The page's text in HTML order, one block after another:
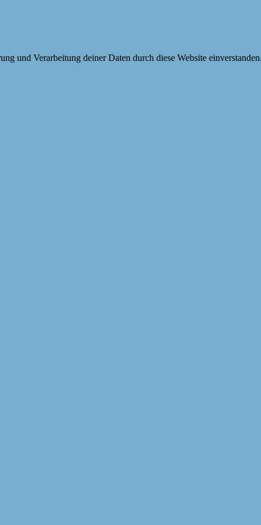
und Verarbeitung deiner Daten durch diese Website